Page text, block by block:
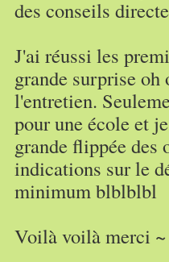
des conseils
J'ai réussi les
grande surprise
l'entretien.
pour une école et
grande flippée des
indications sur le
minimum blblblbl
Voilà voilà merci ~